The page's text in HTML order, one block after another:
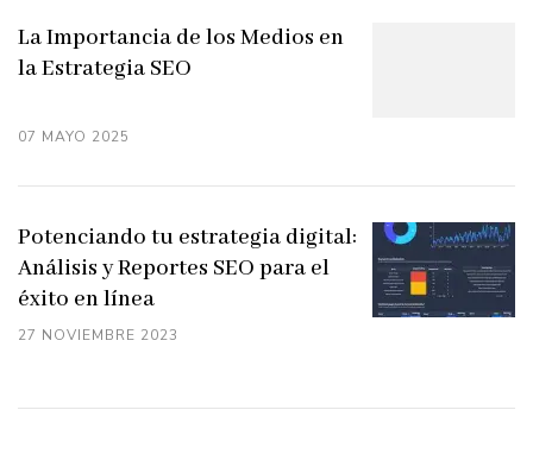
07 MAYO 2025
La Importancia de los Medios en
la Estrategia SEO
27 NOVIEMBRE 2023
Potenciando tu estrategia digital:
Análisis y Reportes SEO para el
éxito en línea